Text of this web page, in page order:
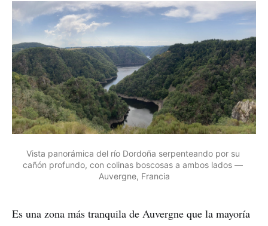
Vista panorámica del río Dordoña serpenteando por su
cañón profundo, con colinas boscosas a ambos lados —
Auvergne, Francia
Es una zona más tranquila de Auvergne que la mayoría